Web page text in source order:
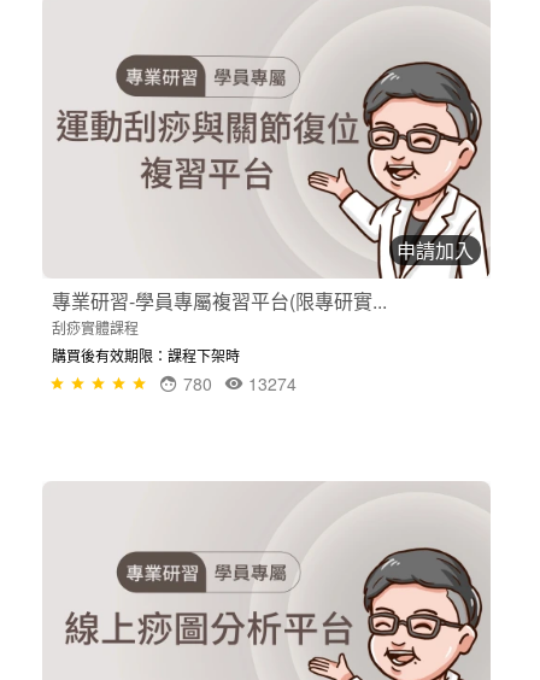
申請加入
專業研習-學員專屬複習平台(限專研實...
刮痧實體課程
購買後有效期限：課程下架時
13274
780